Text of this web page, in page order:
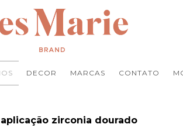
DECOR MARCAS CONTATO
zirconia dourado